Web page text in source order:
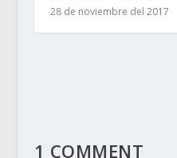
28 de noviembre del 2017
1 COMMENT